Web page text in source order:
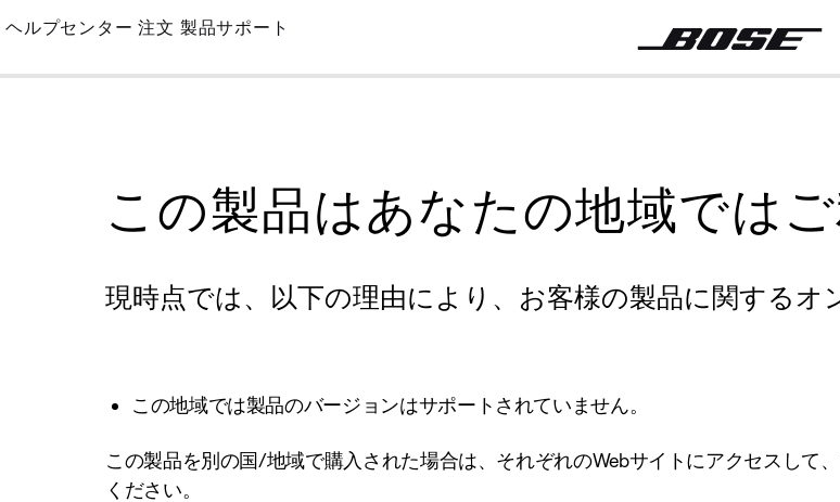
Skip
Main
ヘルプセンター 注文 製品サポート
この製品はあなたの地域では
現時点では、以下の理由により、お客様の製品に関するオ
この地域では製品のバージョンはサポートされていません。
この製品を別の国/地域で購入された場合は、それぞれのWebサイトにアクセスして
ください。